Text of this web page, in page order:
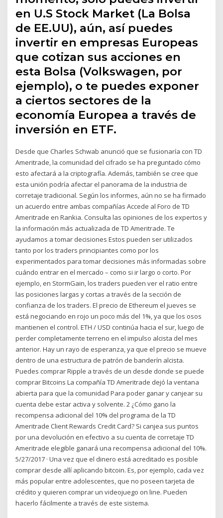
en U.S Stock Market (La Bolsa
de EE.UU), aún, así puedes
invertir en empresas Europeas
que cotizan sus acciones en
esta Bolsa (Volkswagen, por
ejemplo), o te puedes exponer
a ciertos sectores de la
economía Europea a través de
inversión en ETF.
Desde que Charles Schwab anunció que se fusionaría con TD
Ameritrade, la comunidad del cifrado se ha preguntado cómo
esto afectará a la criptografía. Además, también se cree que
esta unión podría afectar el panorama de la industria de
corretaje tradicional. Según los informes, aún no se ha firmado
un acuerdo entre ambas compañías Accede al Foro de TD
Ameritrade en Rankia. Consulta las opiniones de los expertos y
la información más actualizada de TD Ameritrade. Te
ayudamos a tomar decisiones Estos pueden ser utilizados
tanto por los traders principiantes como por los
experimentados para tomar decisiones más informadas sobre
cuándo entrar en el mercado – como si ir largo o corto. Por
ejemplo, en StormGain, los traders pueden ver el ratio entre
las posiciones largas y cortas a través de la sección de
confianza de los traders. El precio de Ethereum el jueves se
está negociando en rojo un poco más del 1%, ya que los osos
mantienen el control. ETH / USD continúa hacia el sur, luego de
perder completamente terreno en el impulso alcista del mes
anterior. Hay un rayo de esperanza, ya que el precio se mueve
dentro de una estructura de patrón de banderín alcista.
Puedes comprar Ripple a través de un desde donde se puede
comprar Bitcoins La compañía TD Ameritrade dejó la ventana
abierta para que la comunidad Para poder ganar y canjear su
cuenta debe estar activa y solvente. 2 ¿Cómo gano la
recompensa adicional del 10% del programa de la TD
Ameritrade Client Rewards Credit Card? Si canjea sus puntos
por una devolución en efectivo a su cuenta de corretaje TD
Ameritrade elegible ganará una recompensa adicional del 10%.
5/27/2017 · Una vez que el dinero está acreditado es posible
comprar desde allí aplicando bitcoin. Es, por ejemplo, cada vez
más popular entre adolescentes, que no poseen tarjeta de
crédito y quieren comprar un videojuego on line. Pueden
hacerlo fácilmente a través de este sistema.